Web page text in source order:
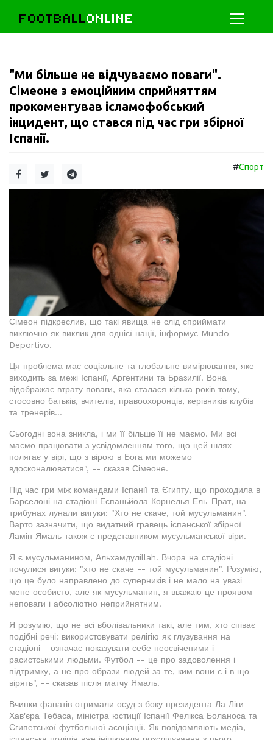
FOOTBALLONLINE
"Ми більше не відчуваємо поваги".
Сімеоне з емоційним сприйняттям
прокоментував ісламофобський
інцидент, що стався під час гри збірної
Іспанії.
#Спорт
Сімеон підкреслив, що такі явища не слід сприймати
виключно як виклик для однієї нації, інформує Mundo
Deportivo.
Ця проблема має соціальне та глобальне вимірювання, яке
виходить за межі Іспанії, Аргентини та Бразилії. Вона
відображає втрату поваги, яка сталася кілька років тому,
стосовно батьків, вчителів, правоохоронців, керівників клубів
та тренерів...
Сьогодні вона зникла, і ми її більше її не маємо. Ми всі
маємо працювати з усвідомленням того, що цей шлях
полягає у вірі, що з вірою в Бога ми можемо
вдосконалюватися", -- сказав Сімеоне.
Під час гри між командами Іспанії та Єгипту, що проходила в
Барселоні на стадіоні Еспаньйола Корнелья Ель-Прат, на
трибунах лунали вигуки: "Хто не скаче, той мусульманин".
Варто зазначити, що видатний гравець іспанської збірної
Ламін Ямаль також є представником мусульманської віри.
Я є мусульманином, Альхамдулillah. Вчора на стадіоні
почулися вигуки: "хто не скаче -- той мусульманин". Розумію,
що це було направлено до суперників і не мало на увазі
мене особисто, але як мусульманин, я вважаю це проявом
неповаги і абсолютно неприйнятним.
Я розумію, що не всі вболівальники такі, але тим, хто співає
подібні речі: використовувати релігію як глузування на
стадіоні - означає показувати себе неосвіченими і
расистськими людьми. Футбол -- це про задоволення і
підтримку, а не про образи людей за те, ким вони є і в що
вірять", -- сказав після матчу Ямаль.
Вчинки фанатів отримали осуд з боку президента Ла Ліги
Хав'єра Тебаса, міністра юстиції Іспанії Фелікса Боланоса та
Єгипетської футбольної асоціації. Як повідомляють медіа,